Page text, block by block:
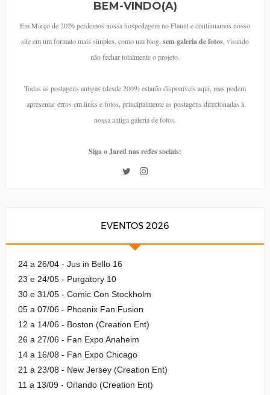
BEM-VINDO(A)
Em Março de 2026 perdemos nossa hospedagem no Flaunt e continuamos nosso
site em um formato mais simples, como um blog, sem galeria de fotos , visando
não fechar totalmente o projeto.
Todas as postagens antigas (desde 2009) estarão disponíveis aqui, mas podem
apresentar erros em links e fotos, principalmente as postagens direcionadas à
nossa antiga galeria de fotos.
Siga o Jared nas redes sociais:
EVENTOS 2026
24 a 26/04 - Jus in Bello 16
23 e 24/05 - Purgatory 10
30 e 31/05 - Comic Con Stockholm
05 a 07/06 - Phoenix Fan Fusion
12 a 14/06 - Boston (Creation Ent)
26 a 27/06 - Fan Expo Anaheim
14 a 16/08 - Fan Expo Chicago
21 a 23/08 - New Jersey (Creation Ent)
11 a 13/09 - Orlando (Creation Ent)